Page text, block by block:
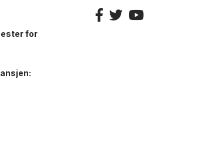
for